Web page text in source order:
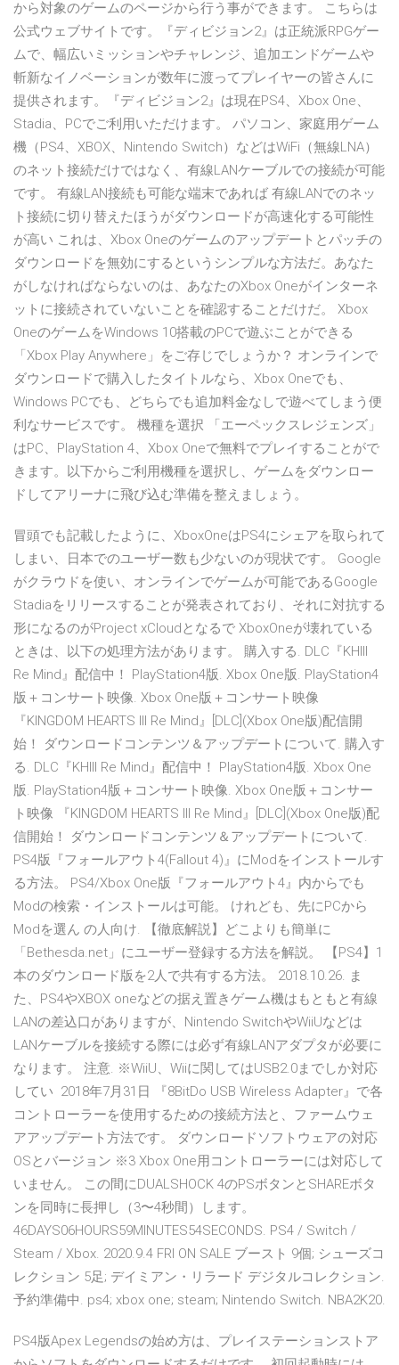
から対象のゲームのページから行う事ができます。 こちらは
公式ウェブサイトです。『ディビジョン2』は正統派RPGゲー
ムで、幅広いミッションやチャレンジ、追加エンドゲームや
斬新なイノベーションが数年に渡ってプレイヤーの皆さんに
提供されます。『ディビジョン2』は現在PS4、Xbox One、
Stadia、PCでご利用いただけます。 パソコン、家庭用ゲーム
機（PS4、XBOX、Nintendo Switch）などはWiFi（無線LNA）
のネット接続だけではなく、有線LANケーブルでの接続が可能
です。 有線LAN接続も可能な端末であれば 有線LANでのネッ
ト接続に切り替えたほうがダウンロードが高速化する可能性
が高い これは、Xbox Oneのゲームのアップデートとパッチの
ダウンロードを無効にするというシンプルな方法だ。あなた
がしなければならないのは、あなたのXbox Oneがインターネ
ットに接続されていないことを確認することだけだ。 Xbox
OneのゲームをWindows 10搭載のPCで遊ぶことができる
「Xbox Play Anywhere」をご存じでしょうか？ オンラインで
ダウンロードで購入したタイトルなら、Xbox Oneでも、
Windows PCでも、どちらでも追加料金なしで遊べてしまう便
利なサービスです。 機種を選択 「エーペックスレジェンズ」
はPC、PlayStation 4、Xbox Oneで無料でプレイすることがで
きます。以下からご利用機種を選択し、ゲームをダウンロー
ドしてアリーナに飛び込む準備を整えましょう。
冒頭でも記載したように、XboxOneはPS4にシェアを取られて
しまい、日本でのユーザー数も少ないのが現状です。 Google
がクラウドを使い、オンラインでゲームが可能であるGoogle
Stadiaをリリースすることが発表されており、それに対抗する
形になるのがProject xCloudとなるで XboxOneが壊れている
ときは、以下の処理方法があります。 購入する. DLC『KHIII
Re Mind』配信中！ PlayStation4版. Xbox One版. PlayStation4
版＋コンサート映像. Xbox One版＋コンサート映像
『KINGDOM HEARTS III Re Mind』[DLC](Xbox One版)配信開
始！ ダウンロードコンテンツ＆アップデートについて. 購入す
る. DLC『KHIII Re Mind』配信中！ PlayStation4版. Xbox One
版. PlayStation4版＋コンサート映像. Xbox One版＋コンサー
ト映像 『KINGDOM HEARTS III Re Mind』[DLC](Xbox One版)配
信開始！ ダウンロードコンテンツ＆アップデートについて.
PS4版『フォールアウト4(Fallout 4)』にModをインストールす
る方法。 PS4/Xbox One版『フォールアウト4』内からでも
Modの検索・インストールは可能。 けれども、先にPCから
Modを選ん の人向け. 【徹底解説】どこよりも簡単に
「Bethesda.net」にユーザー登録する方法を解説。 【PS4】1
本のダウンロード版を2人で共有する方法。 2018.10.26. ま
た、PS4やXBOX oneなどの据え置きゲーム機はもともと有線
LANの差込口がありますが、Nintendo SwitchやWiiUなどは
LANケーブルを接続する際には必ず有線LANアダプタが必要に
なります。 注意. ※WiiU、Wiiに関してはUSB2.0までしか対応
してい 2018年7月31日 『8BitDo USB Wireless Adapter』で各
コントローラーを使用するための接続方法と、ファームウェ
アアップデート方法です。 ダウンロードソフトウェアの対応
OSとバージョン ※3 Xbox One用コントローラーには対応して
いません。 この間にDUALSHOCK 4のPSボタンとSHAREボタ
ンを同時に長押し（3〜4秒間）します。
46DAYS06HOURS59MINUTES54SECONDS. PS4 / Switch /
Steam / Xbox. 2020.9.4 FRI ON SALE ブースト 9個; シューズコ
レクション 5足; デイミアン・リラード デジタルコレクション.
予約準備中. ps4; xbox one; steam; Nintendo Switch. NBA2K20.
PS4版Apex Legendsの始め方は、プレイステーションストア